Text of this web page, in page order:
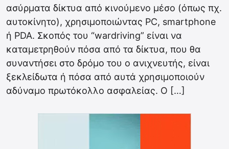
ασύρματα δίκτυα από κινούμενο μέσο (όπως πχ.
αυτοκίνητο), χρησιμοποιώντας PC, smartphone
ή PDA. Σκοπός του “wardriving” είναι να
καταμετρηθούν πόσα από τα δίκτυα, που θα
συναντήσει στο δρόμο του ο ανιχνευτής, είναι
ξεκλείδωτα ή πόσα από αυτά χρησιμοποιούν
αδύναμο πρωτόκολλο ασφαλείας. Ο […]